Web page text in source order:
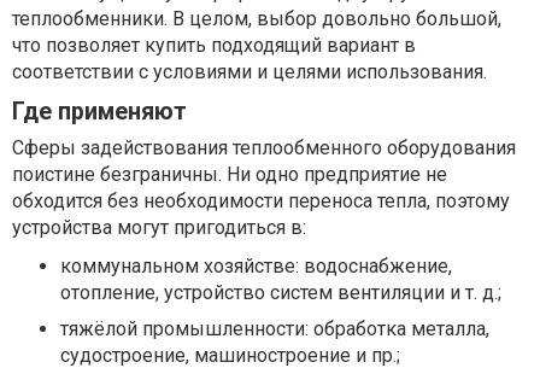
теплообменники. В целом, выбор довольно большой,
что позволяет купить подходящий вариант в
соответствии с условиями и целями использования.
Где применяют
Сферы задействования теплообменного оборудования
поистине безграничны. Ни одно предприятие не
обходится без необходимости переноса тепла, поэтому
устройства могут пригодиться в:
коммунальном хозяйстве: водоснабжение,
отопление, устройство систем вентиляции и т. д.;
тяжёлой промышленности: обработка металла,
судостроение, машиностроение и пр.;